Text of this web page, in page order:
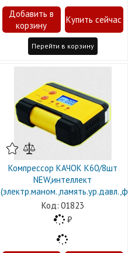
Перейти в корзину
Компрессор КАЧОК К60/8шт
NEW,интеллект
01823